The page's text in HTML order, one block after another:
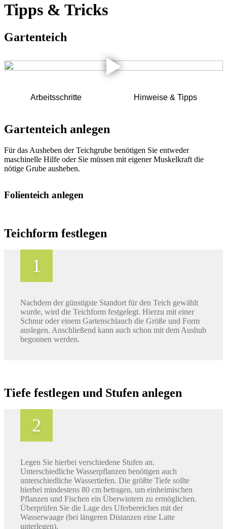
Tipps & Tricks
Gartenteich
Arbeitsschritte Hinweise & Tipps
Gartenteich anlegen
Für das Ausheben der Teichgrube benötigen Sie entweder
maschinelle Hilfe oder Sie müssen mit eigener Muskelkraft die
nötige Grube ausheben.
Folienteich anlegen
Teichform festlegen
Nachdem der günstigste Standort für den Teich gewählt
wurde, wird die Teichform festgelegt. Hierzu mit einer
Schnur oder einem Gartenschlauch die Größe und Form
auslegen. Anschließend kann auch schon mit dem Aushub
begonnen werden.
Tiefe festlegen und Stufen anlegen
Legen Sie hierbei verschiedene Stufen an.
Unterschiedliche Wasserpflanzen benötigen auch
unterschiedliche Wassertiefen. Die größte Tiefe sollte
hierbei mindestens 80 cm betragen, um einheimischen
Pflanzen und Fischen ein Überwintern zu ermöglichen.
Überprüfen Sie die Lage des Uferbereiches mit der
Wasserwaage (bei längeren Distanzen eine Latte
unterlegen).